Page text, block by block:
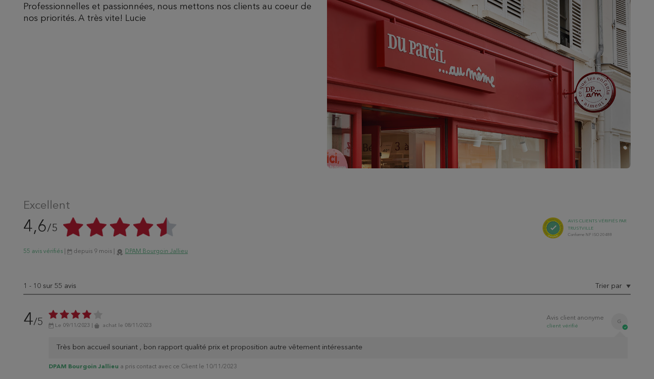
Professionnelles et passionnées, nous mettons nos clients au coeur de
nos priorités. A très vite! Lucie
Excellent
4,6/5
AVIS CLIENTS VÉRIFIÉS PAR
TRUSTVILLE
Conforme NF ISO 20488
55 avis vérifiés depuis 9 mois DPAM Bourgoin Jallieu
1 - 10 sur 55 avis Trier par
4/5 Le 09/11/2023 achat le 08/11/2023
Avis client anonyme
client vérifié
G
Très bon accueil souriant , bon rapport qualité prix et proposition autre vêtement intéressante
DPAM Bourgoin Jallieu a pris contact avec ce Client le 10/11/2023